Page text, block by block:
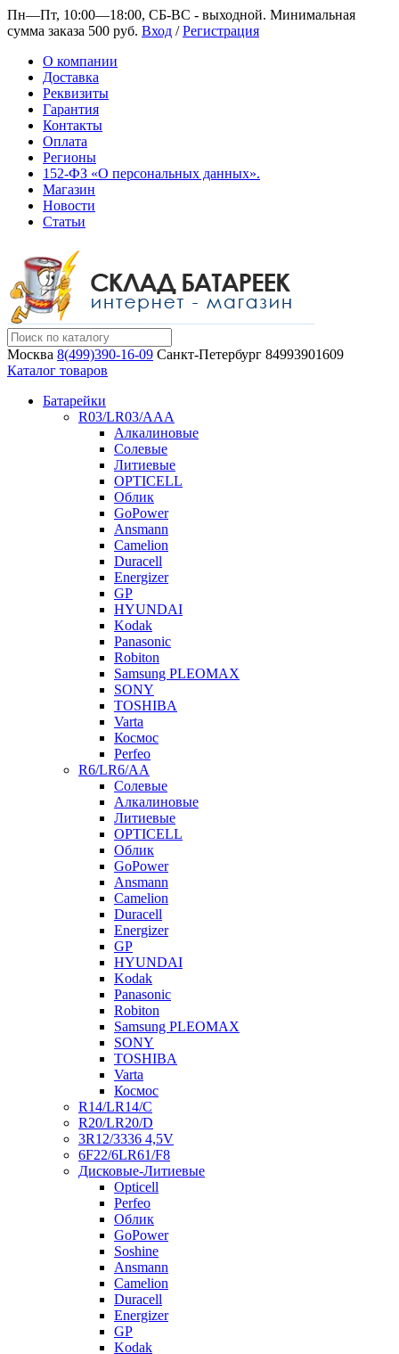
Пн—Пт, 10:00—18:00, СБ-ВС - выходной. Минимальная
сумма заказа 500 руб. Вход /Регистрация
О компании
Доставка
Реквизиты
Гарантия
Контакты
Оплата
Регионы
152-ФЗ «О персональных данных».
Магазин
Новости
Статьи
Москва 8(499)390-16-09 Санкт-Петербург 84993901609
Каталог товаров
Батарейки
R03/LR03/AAA
Алкалиновые
Солевые
Литиевые
OPTICELL
Облик
GoPower
Ansmann
Camelion
Duracell
Energizer
GP
HYUNDAI
Kodak
Panasonic
Robiton
Samsung PLEOMAX
SONY
TOSHIBA
Varta
Космос
Perfeo
R6/LR6/AA
Солевые
Алкалиновые
Литиевые
OPTICELL
Облик
GoPower
Ansmann
Camelion
Duracell
Energizer
GP
HYUNDAI
Kodak
Panasonic
Robiton
Samsung PLEOMAX
SONY
TOSHIBA
Varta
Космос
R14/LR14/C
R20/LR20/D
3R12/3336 4,5V
6F22/6LR61/F8
Дисковые-Литиевые
Opticell
Perfeo
Облик
GoPower
Soshine
Ansmann
Camelion
Duracell
Energizer
GP
Kodak